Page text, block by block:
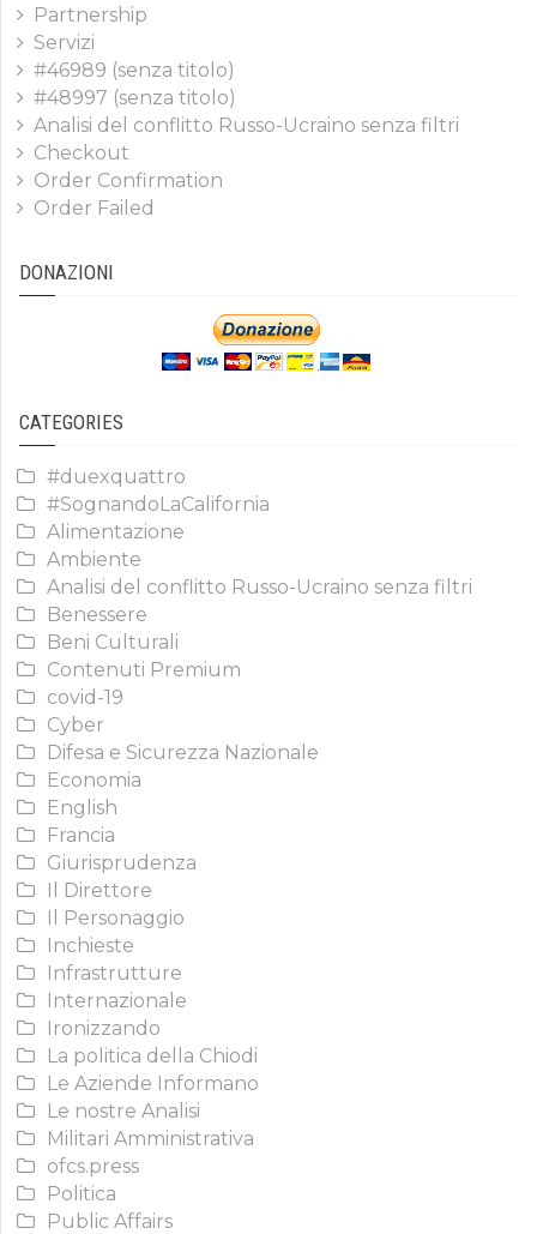
Partnership
Servizi
#46989 (senza titolo)
#48997 (senza titolo)
Analisi del conflitto Russo-Ucraino senza filtri
Checkout
Order Confirmation
Order Failed
DONAZIONI
CATEGORIES
#duexquattro
#SognandoLaCalifornia
Alimentazione
Ambiente
Analisi del conflitto Russo-Ucraino senza filtri
Benessere
Beni Culturali
Contenuti Premium
covid-19
Cyber
Difesa e Sicurezza Nazionale
Economia
English
Francia
Giurisprudenza
Il Direttore
Il Personaggio
Inchieste
Infrastrutture
Internazionale
Ironizzando
La politica della Chiodi
Le Aziende Informano
Le nostre Analisi
Militari Amministrativa
ofcs.press
Politica
Public Affairs